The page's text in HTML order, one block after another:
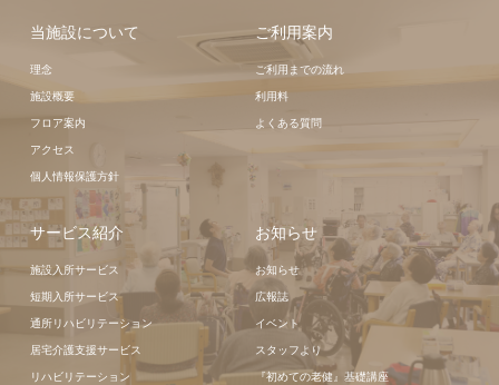
当施設について
理念
施設概要
フロア案内
アクセス
個人情報保護方針
ご利用案内
ご利用までの流れ
利用料
よくある質問
サービス紹介
施設入所サービス
短期入所サービス
通所リハビリテーション
居宅介護支援サービス
リハビリテーション
お知らせ
お知らせ
広報誌
イベント
スタッフより
『初めての老健』基礎講座